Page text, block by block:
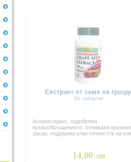
Екстракт от семе на
50 таблетки
Антиоксидант, подобрява
кръвообръщението, понижавa
захар, поддържа еластичността на
14,00 лв